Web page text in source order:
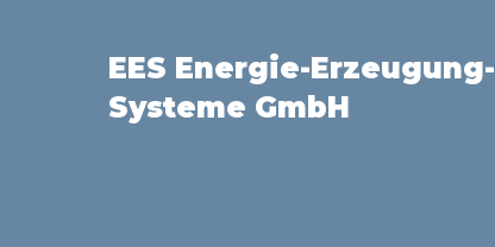
EES Energie-Erzeugung-
Systeme GmbH